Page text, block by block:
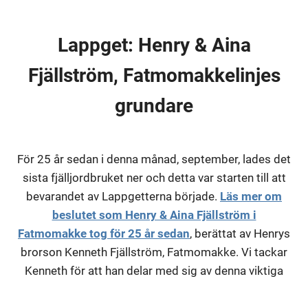
Lappget: Henry & Aina
Fjällström, Fatmomakkelinjes
grundare
För 25 år sedan i denna månad, september, lades det
sista fjälljordbruket ner och detta var starten till att
bevarandet av Lappgetterna började. Läs mer om
beslutet som Henry & Aina Fjällström i
Fatmomakke tog för 25 år sedan, berättat av Henrys
brorson Kenneth Fjällström, Fatmomakke. Vi tackar
Kenneth för att han delar med sig av denna viktiga